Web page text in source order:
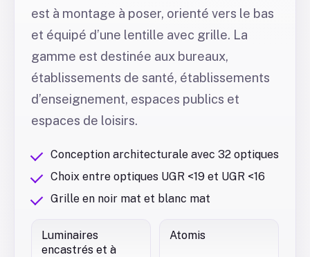
est à montage à poser, orienté vers le bas
et équipé d’une lentille avec grille. La
gamme est destinée aux bureaux,
établissements de santé, établissements
d’enseignement, espaces publics et
espaces de loisirs.
Conception architecturale avec 32 optiques
Choix entre optiques UGR <19 et UGR <16
Grille en noir mat et blanc mat
Luminaires
encastrés et à
Atomis